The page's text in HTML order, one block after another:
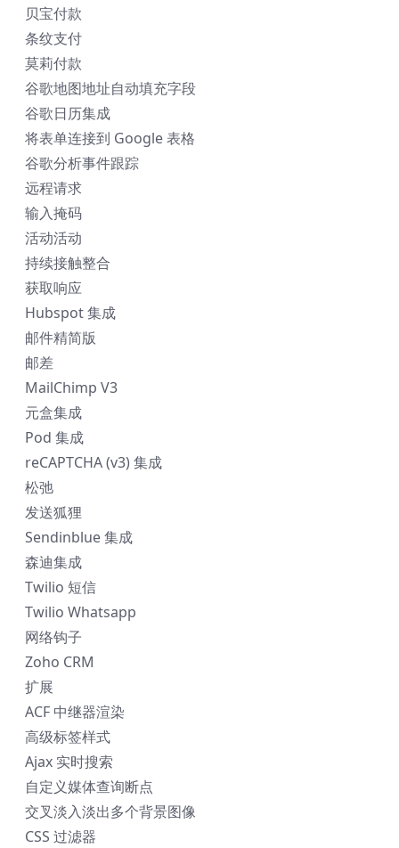
贝宝付款
条纹支付
莫莉付款
谷歌地图地址自动填充字段
谷歌日历集成
将表单连接到 Google 表格
谷歌分析事件跟踪
远程请求
输入掩码
活动活动
持续接触整合
获取响应
Hubspot 集成
邮件精简版
邮差
MailChimp V3
元盒集成
Pod 集成
reCAPTCHA (v3) 集成
松弛
发送狐狸
Sendinblue 集成
森迪集成
Twilio 短信
Twilio Whatsapp
网络钩子
Zoho CRM
扩展
ACF 中继器渲染
高级标签样式
Ajax 实时搜索
自定义媒体查询断点​
交叉淡入淡出多个背景图像
CSS 过滤器